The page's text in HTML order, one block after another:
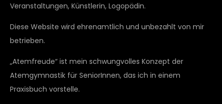
Veranstaltungen, Künstlerin, Logopädin.
Diese Website wird ehrenamtlich und unbezahlt von mir
betrieben.
„Atemfreude“ ist mein schwungvolles Konzept der
Atemgymnastik für SeniorInnen, das ich in einem
Praxisbuch vorstelle.